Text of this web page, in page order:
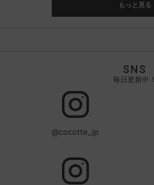
もっと見る
SNS
毎日更新中！
@cocotte_jp